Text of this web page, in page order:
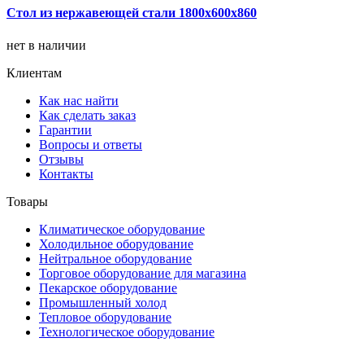
Стол из нержавеющей стали 1800х600х860
нет в наличии
Клиентам
Как нас найти
Как сделать заказ
Гарантии
Вопросы и ответы
Отзывы
Контакты
Товары
Климатическое оборудование
Холодильное оборудование
Нейтральное оборудование
Торговое оборудование для магазина
Пекарское оборудование
Промышленный холод
Тепловое оборудование
Технологическое оборудование